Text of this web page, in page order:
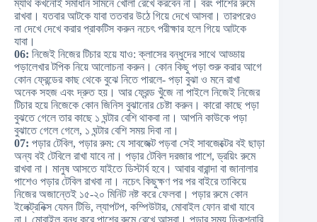
ম্যাথ কখনোই সমাধান সামনে খোলা রেখে করবেন না। বরং পাশের রুমে
রাখবা। যতবার আটকে যাবা ততবার উঠে গিয়ে দেখে আসবা। তারপরেও
না দেখে দেখে করার প্রাকটিস করুন নচেৎ পরীক্ষার হলে গিয়ে আটকে
যাবা।
06: নিজেই নিজের টিচার হয়ে যাও: ক্লাসের বন্ধুদের সাথে আড্ডায়
পড়ালেখার টপিক নিয়ে আলোচনা করুন। কোন কিছু পড়া শুরু করার আগে
কোন ফ্রেন্ডের কাছ থেকে বুঝে নিতে পারলে- পড়া বুঝা ও মনে রাখা
অনেক সহজ এবং দ্রুত হয়। আর ফ্রেন্ড খুঁজে না পাইলে নিজেই নিজের
টিচার হয়ে নিজেকে কোন জিনিস বুঝানোর চেষ্টা করুন। কারো কাছে পড়া
বুঝতে গেলে তার কাছে ১ ঘন্টার বেশি থাকবা না। আপনি কাউকে পড়া
বুঝাতে গেলে গেলে, ১ ঘন্টার বেশি সময় দিবা না।
07: পড়ার টেবিল, পড়ার রুম: যে সাবজেক্ট পড়বা সেই সাবজেক্টের বই ছাড়া
অন্য বই টেবিলে রাখা যাবে না। পড়ার টেবিল দরজার পাশে, ড্রয়িং রুমে
রাখবা না। মানুষ আসতে যাইতে ডিস্টার্ব হবে। আবার বারান্দা বা জানালার
পাশেও পড়ার টেবিল রাখবা না। নচেৎ কিছুক্ষণ পর পর বাইরে তাকিয়ে
নিজের অজান্তেই ১৫-২০ মিনিট নষ্ট করে ফেলবা। পড়ার রুমে কোন
ইলেক্ট্রনিক্স যেমন টিভি, ল্যাপটপ, কম্পিউটার, মোবাইল ফোন রাখা যাবে
না। মোবাইল বন্ধ করে পাশের রুমে রেখে আসবা। পড়ার সময় ডিকশনারি